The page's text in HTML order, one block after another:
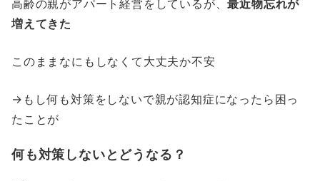
高齢の親がアパート経営をしているが、最近物忘れが
増えてきた
このままなにもしなくて大丈夫か不安
→もし何も対策をしないで親が認知症になったら困っ
たことが
何も対策しないとどうなる？